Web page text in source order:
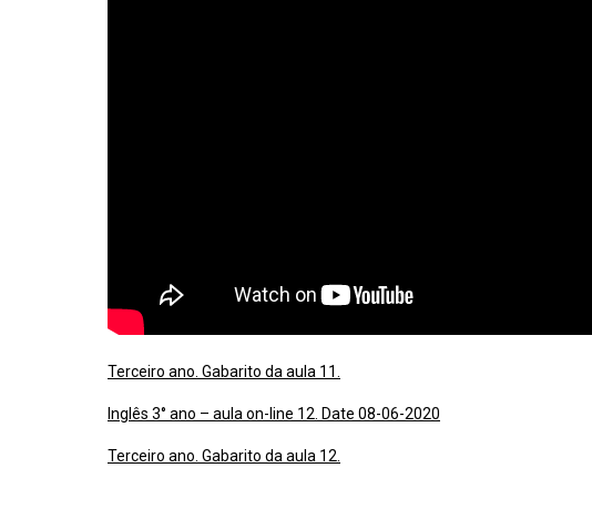
Terceiro ano. Gabarito da aula 11.
Inglês 3° ano – aula on-line 12. Date 08-06-2020
Terceiro ano. Gabarito da aula 12.